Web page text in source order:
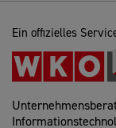
Ein offizielles